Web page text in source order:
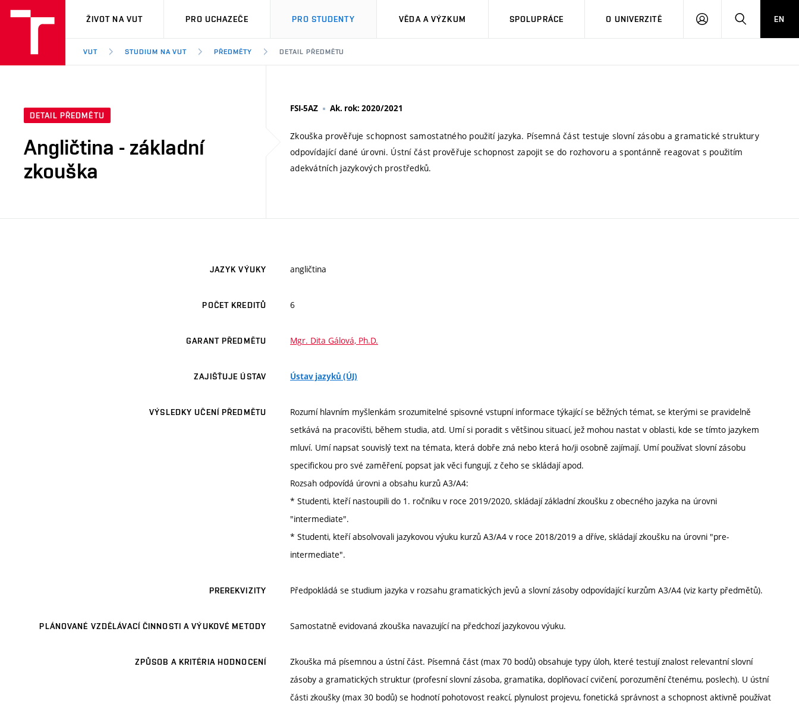
VUT
ŽIVOT NA VUT PRO UCHAZEČE PRO STUDENTY VĚDA A VÝZKUM SPOLUPRÁCE O UNIVERZITĚ
PŘIHLÁSIT HLEDATEN
VUT STUDIUM NA VUT PŘEDMĚTY DETAIL PŘEDMĚTU
DETAIL PŘEDMĚTU
Angličtina - základní
zkouška
FSI-5AZ Ak. rok: 2020/2021
Zkouška prověřuje schopnost samostatného použití jazyka. Písemná část testuje slovní zásobu a gramatické struktury
odpovídající dané úrovni. Ústní část prověřuje schopnost zapojit se do rozhovoru a spontánně reagovat s použitím
adekvátních jazykových prostředků.
JAZYK VÝUKY angličtina
POČET KREDITŮ 6
GARANT PŘEDMĚTU Mgr. Dita Gálová, Ph.D.
ZAJIŠŤUJE ÚSTAV Ústav jazyků (ÚJ)
VÝSLEDKY UČENÍ PŘEDMĚTU
Rozumí hlavním myšlenkám srozumitelné spisovné vstupní informace týkající se běžných témat, se kterými se pravidelně
setkává na pracovišti, během studia, atd. Umí si poradit s většinou situací, jež mohou nastat v oblasti, kde se tímto jazykem
mluví. Umí napsat souvislý text na témata, která dobře zná nebo která ho/ji osobně zajímají. Umí používat slovní zásobu
specifickou pro své zaměření, popsat jak věci fungují, z čeho se skládají apod.
Rozsah odpovídá úrovni a obsahu kurzů A3/A4:
* Studenti, kteří nastoupili do 1. ročníku v roce 2019/2020, skládají základní zkoušku z obecného jazyka na úrovni
"intermediate".
* Studenti, kteří absolvovali jazykovou výuku kurzů A3/A4 v roce 2018/2019 a dříve, skládají zkoušku na úrovni "pre-
intermediate".
PREREKVIZITY Předpokládá se studium jazyka v rozsahu gramatických jevů a slovní zásoby odpovídající kurzům A3/A4 (viz karty předmětů).
PLÁNOVANÉ VZDĚLÁVACÍ ČINNOSTI A VÝUKOVÉ METODY Samostatně evidovaná zkouška navazující na předchozí jazykovou výuku.
ZPŮSOB A KRITÉRIA HODNOCENÍ
Zkouška má písemnou a ústní část. Písemná část (max 70 bodů) obsahuje typy úloh, které testují znalost relevantní slovní
zásoby a gramatických struktur (profesní slovní zásoba, gramatika, doplňovací cvičení, porozumění čtenému, poslech). U ústní
části zkoušky (max 30 bodů) se hodnotí pohotovost reakcí, plynulost projevu, fonetická správnost a schopnost aktivně používat